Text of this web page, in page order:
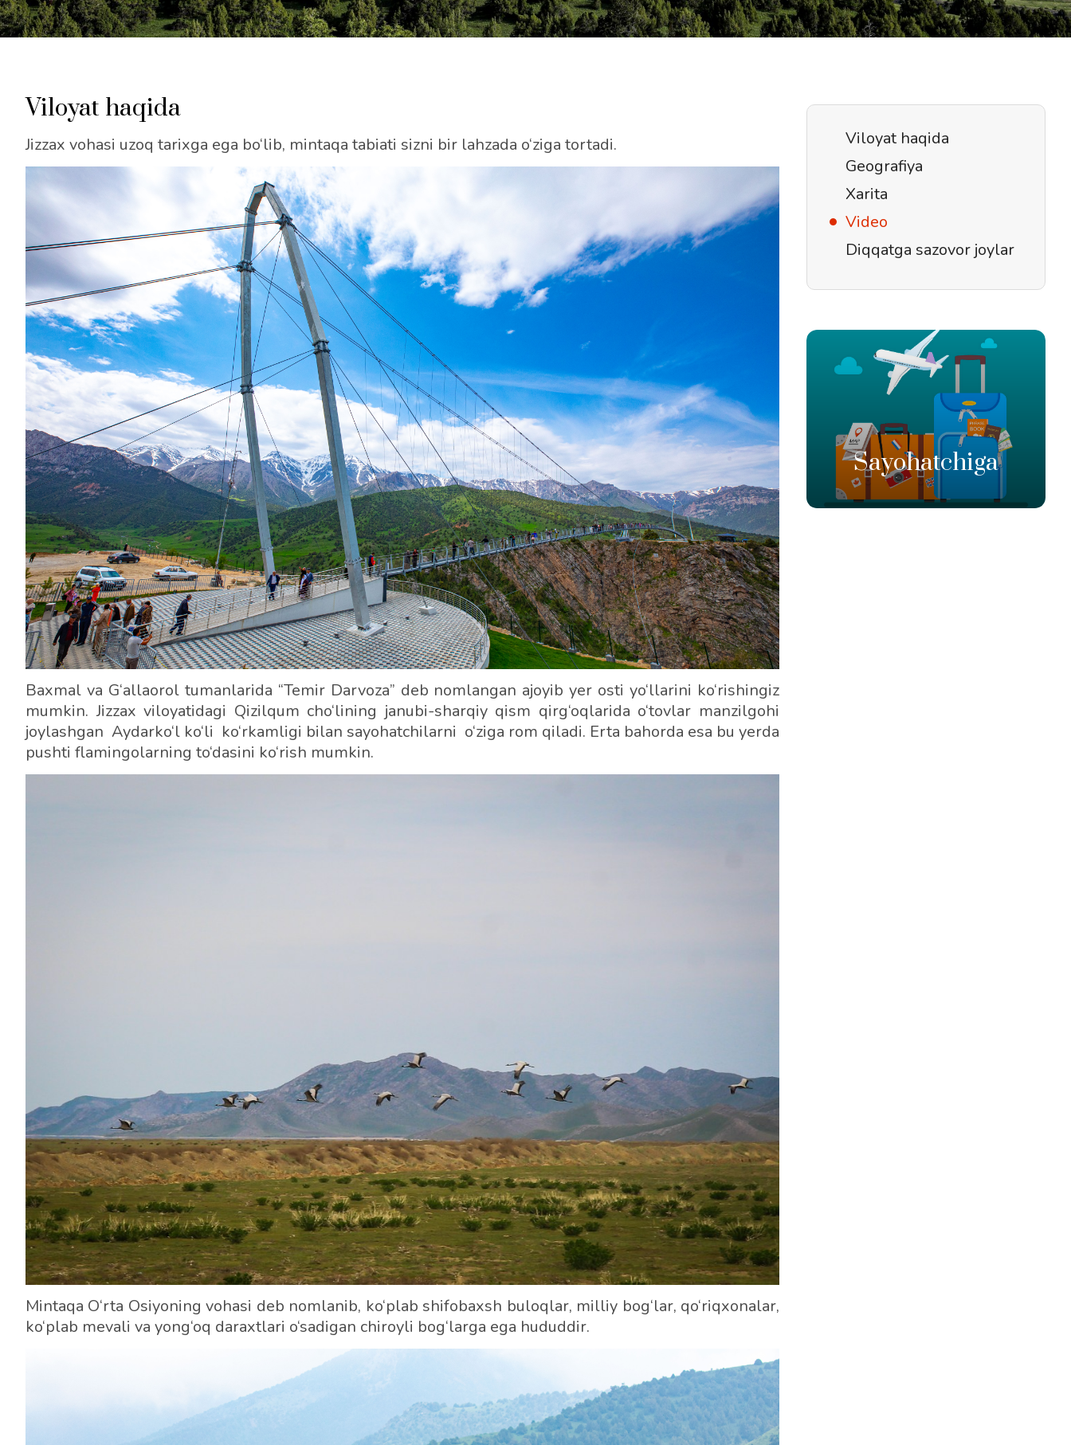
Viloyat haqida
Jizzax vohasi uzoq tarixga ega bo‘lib, mintaqa tabiati sizni bir lahzada o‘ziga tortadi.
Baxmal va G‘allaoroltumanlarida “Temir Darvoza” deb nomlangan ajoyib yer osti yo‘llarini ko‘rishingiz
mumkin. Jizzax viloyatidagi Qizilqum cho‘lining janubi-sharqiy qism qirg‘oqlarida o‘tovlar manzilgohi
joylashgan Aydarko‘l ko‘li ko‘rkamligi bilan sayohatchilarni o‘ziga rom qiladi. Erta bahorda esa bu yerda
pushti flamingolarning to‘dasini ko‘rish mumkin.
Mintaqa O‘rta Osiyoning vohasi deb nomlanib, ko‘plab shifobaxsh buloqlar, milliy bog‘lar, qo‘riqxonalar,
ko‘plab mevali va yong‘oq daraxtlari o‘sadigan chiroyli bog‘larga ega hududdir.
Viloyat haqida
Geografiya
Xarita
Video
Diqqatga sazovor joylar
Sayohatchiga